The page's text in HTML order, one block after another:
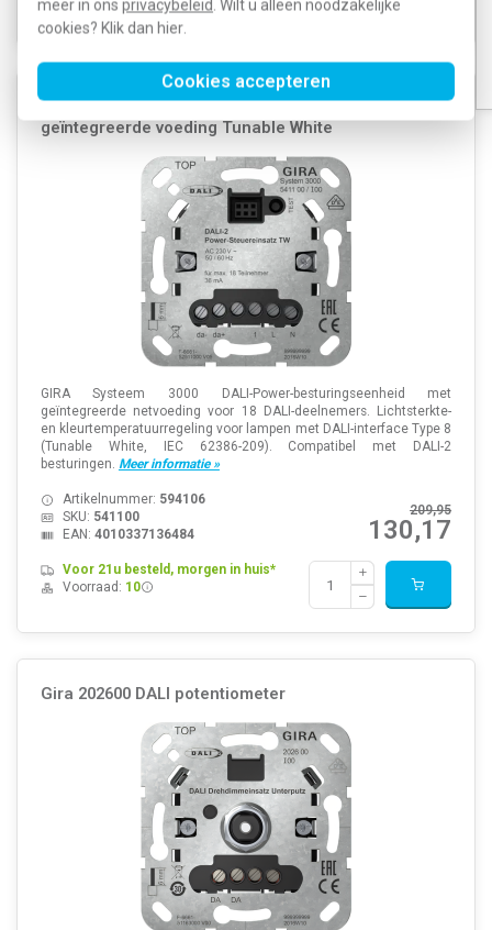
meer in ons privacybeleid. Wilt u alleen noodzakelijke
cookies? Klik dan hier.
Cookies accepteren
Gira 541100 Systeem 3000 DALI-2-dimmer met
geïntegreerde voeding Tunable White
GIRA Systeem 3000 DALI-Power-besturingseenheid met
geïntegreerde netvoeding voor 18 DALI-deelnemers. Lichtsterkte-
en kleurtemperatuurregeling voor lampen met DALI-interface Type 8
(Tunable White, IEC 62386-209). Compatibel met DALI-2
besturingen. Meer informatie »
209,95
130,17
Artikelnummer: 594106
SKU: 541100
EAN: 4010337136484
Voor 21u besteld, morgen in huis*
Voorraad: 10
Gira 202600 DALI potentiometer